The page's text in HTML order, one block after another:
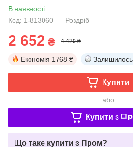
В наявності
Код: 1-813060
Роздріб
2 652 ₴ 4 420 ₴
Економія 1768 ₴ Залишилось
Купити
або
Купити з
Що таке купити з Пром?